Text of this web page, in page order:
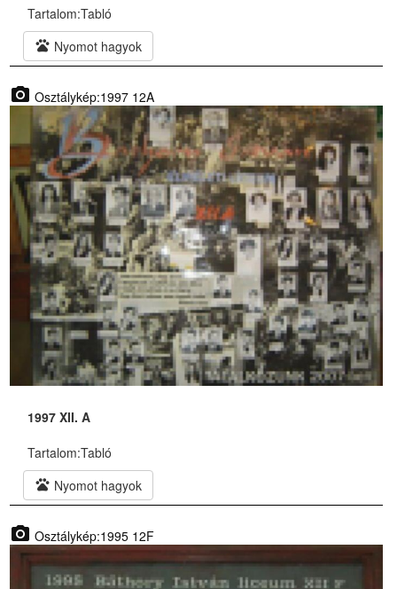
Tartalom:Tabló
pets Nyomot hagyok
photo_camera Osztálykép:1997 12A
1997 XII. A
Tartalom:Tabló
pets Nyomot hagyok
photo_camera Osztálykép:1995 12F